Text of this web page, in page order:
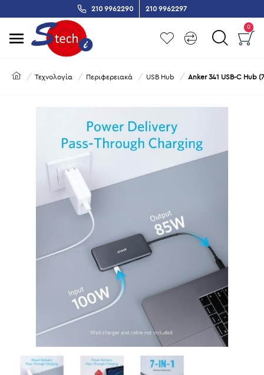
210 9962290 210 9962297
0
Τεχνολογία Περιφερειακά USB Hub Anker 341 USB-C Hub